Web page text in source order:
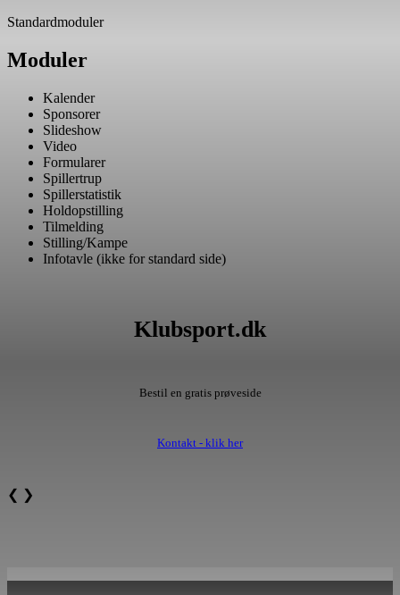
Standardmoduler
Moduler
Kalender
Sponsorer
Slideshow
Video
Formularer
Spillertrup
Spillerstatistik
Holdopstilling
Tilmelding
Stilling/Kampe
Infotavle (ikke for standard side)
Klubsport.dk
Bestil en gratis prøveside
Kontakt - klik her
❮ ❯